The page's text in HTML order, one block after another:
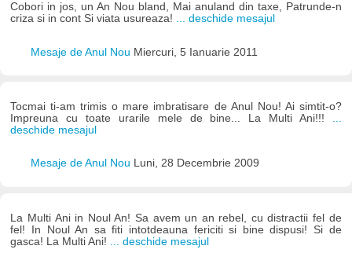
Cobori in jos, un An Nou bland, Mai anuland din taxe, Patrunde-n
criza si in cont Si viata usureaza! ... deschide mesajul
Mesaje de Anul Nou Miercuri, 5 Ianuarie 2011
Tocmai ti-am trimis o mare imbratisare de Anul Nou! Ai simtit-o?
Impreuna cu toate urarile mele de bine... La Multi Ani!!! ...
deschide mesajul
Mesaje de Anul Nou Luni, 28 Decembrie 2009
La Multi Ani in Noul An! Sa avem un an rebel, cu distractii fel de
fel! In Noul An sa fiti intotdeauna fericiti si bine dispusi! Si de
gasca! La Multi Ani!
... deschide mesajul